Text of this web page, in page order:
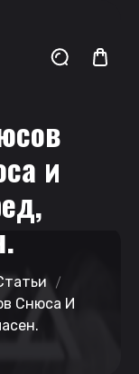
и
Снюса И